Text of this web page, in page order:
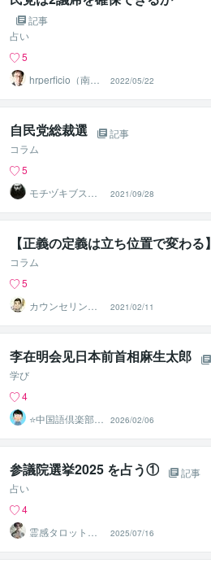
記事
占い
5
hrperficio（南仙
台の父）
2022/05/22
自民党総裁選
記事
コラム
5
モチヅキブスタ
マンチ
2021/09/28
【正義の定義は立ち位置で変わる】
コラム
5
カウンセリング
ルーム【弥九蔵
の部屋】
2021/02/11
李在明会见日本前首相麻生太郎
学び
4
⭐中国語倶楽部⭐
初心者のための
中国語教室
2026/02/06
参議院選挙2025 を占う①
記事
占い
4
霊感タロット占
い師 ❄️氷高❄️
2025/07/16